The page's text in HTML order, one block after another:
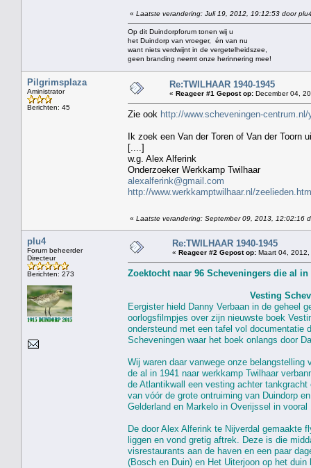
« Laatste verandering: Juli 19, 2012, 19:12:53 door
Op dit Duindorpforum tonen wij u
het Duindorp van vroeger, én van nu
want niets verdwijnt in de vergetelheidszee,
geen branding neemt onze herinnering mee!
Pilgrimsplaza
Aministrator
Berichten: 45
Re:TWILHAAR 1940-1945
« Reageer #1 Gepost op: December 04,
Zie ook http://www.scheveningen-
Ik zoek een Van der Toren of Van der Toorn
[....]
w.g. Alex Alferink
Onderzoeker Werkkamp Twilhaar
alexalferink@gmail.com
http://www.werkkamptwilhaar.nl/
« Laatste verandering: September 09, 2013, 12:02:16
plu4
Forum beheerder
Directeur
Berichten: 273
Re:TWILHAAR 1940-1945
« Reageer #2 Gepost op: Maart 04,
Vesting
Eergister hield Danny Verbaan in de geheel
oorlogsfilmpjes over zijn nieuwste boek
ondersteund met een tafel vol documentatie
Scheveningen waar het boek onlangs door
Wij waren daar vanwege onze
de al in 1941 naar werkkamp Twilhaar
de Atlantikwall een vesting achter
van vóór de grote ontruiming van Duindorp
Gelderland en Markelo in Overijssel in
De door Alex Alferink te Nijverdal gemaakte
liggen en vond gretig aftrek. Deze is die
visrestaurants aan de haven en een paar
(Bosch en Duin) en Het Uiterjoon op het duin